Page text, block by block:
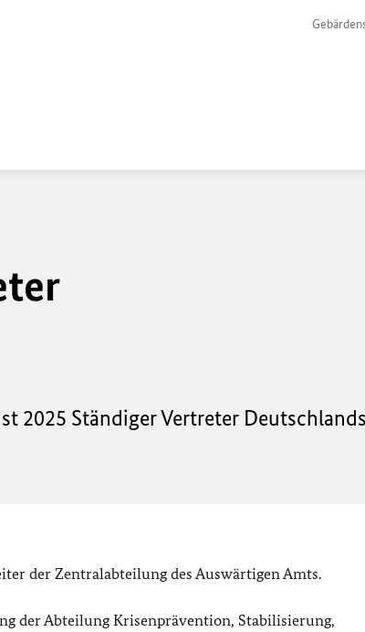
2025 Ständiger Vertreter
der Zentralabteilung des Auswärtigen Amts.
der Abteilung Krisenprävention, Stabilisierung,